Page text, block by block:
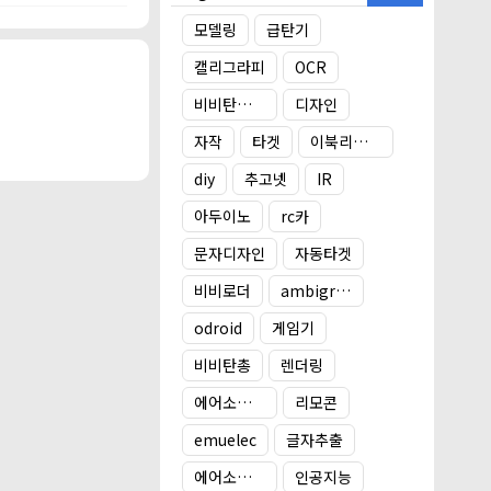
모델링
급탄기
캘리그라피
OCR
비비탄총 타겟
디자인
자작
타겟
이북리더기 거치대
diy
추고넷
IR
아두이노
rc카
문자디자인
자동타겟
비비로더
ambigram
odroid
게임기
비비탄총
렌더링
에어소프트건
리모콘
emuelec
글자추출
에어소프트건 타겟
인공지능
선 타겟 시스
아래에서 확인